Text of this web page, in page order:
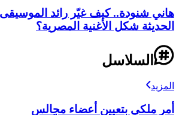
هاني شنودة.. كيف غيّر رائد الموسيقى
الحديثة شكل الأغنية المصرية؟
السلاسل
المزيد
أمر ملكي بتعيين أعضاء مجالس